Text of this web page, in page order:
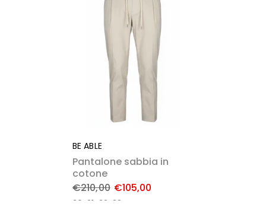
BE ABLE
Pantalone sabbia in
cotone
€210,00 €105,00
30 31 32 33